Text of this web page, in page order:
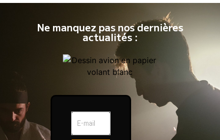
Ne manquez pas nos dernières
actualités :